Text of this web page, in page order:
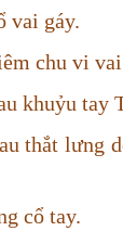
vai gáy.
chu vi
khuỷu tay
thắt lưng
cổ tay.